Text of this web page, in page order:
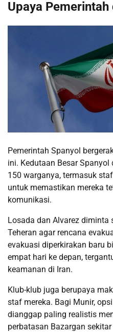
Upaya Pemerintah
Pemerintah Spanyol
ini. Kedutaan Besar
150 warganya, termasuk
untuk memastikan mereka
komunikasi.
Losada dan Alvarez diminta
Teheran agar rencana
evakuasi diperkirakan baru
empat hari ke depan,
keamanan di Iran.
Klub-klub juga berupaya
staf mereka. Bagi Munir,
dianggap paling realistis
perbatasan Bazargan